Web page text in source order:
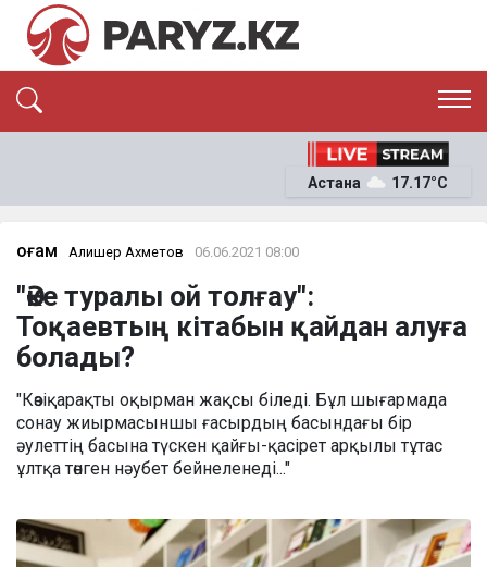
ЭКОНОМИКА
ОҚИҒА
News
Астана 17.17°C
Қоғам Алишер Ахметов 06.06.2021 08:00
"Әке туралы ой толғау":
Тоқаевтың кітабын қайдан алуға
болады?
"Көзіқарақты оқырман жақсы біледі. Бұл шығармада
сонау жиырмасыншы ғасырдың басындағы бір
әулеттің басына түскен қайғы-қасірет арқылы тұтас
ұлтқа төнген нәубет бейнеленеді..."